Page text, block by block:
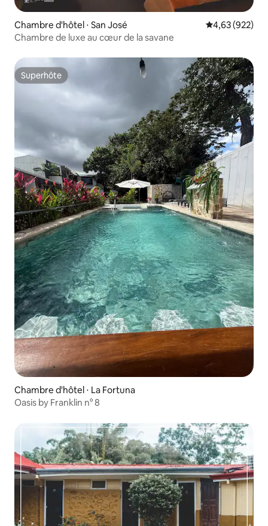
Chambre d'hôtel ⋅ San José Évaluation
4,63 (922)
Chambre de luxe au cœur de la savane
Superhôte
Superhôte
Chambre d'hôtel ⋅ La Fortuna
Oasis by Franklin n° 8